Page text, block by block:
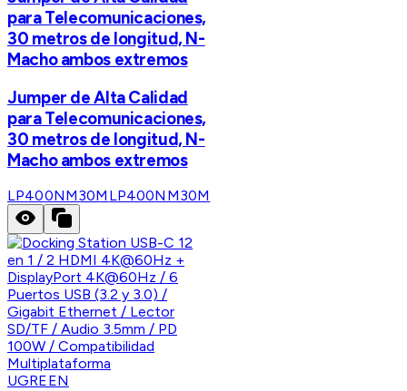
para Telecomunicaciones,
30 metros de longitud, N-
Macho ambos extremos
Jumper de Alta Calidad
para Telecomunicaciones,
30 metros de longitud, N-
Macho ambos extremos
LP400NM30M LP400NM30M
UGREEN